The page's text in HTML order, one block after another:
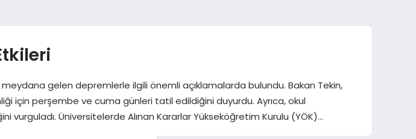
meydana gelen depremlerle ilgili önemli açıklamalarda bulundu. Bakan Tekin,
için perşembe ve cuma günleri tatil edildiğini duyurdu. Ayrıca, okul
Üniversitelerde Alınan Kararlar Yükseköğretim Kurulu (YÖK)…